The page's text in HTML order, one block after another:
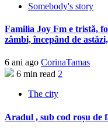
Somebody's story
Familia Joy Fm e tristă,
zâmbi, începând de
6 ani ago CorinaTamas
6 min read 2
The city
Aradul , sub cod roșu de